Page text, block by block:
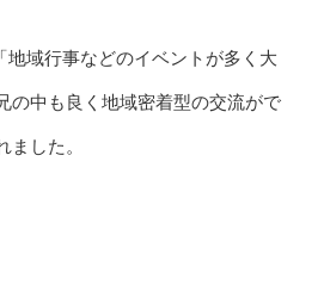
地域行事などのイベントが多く大
の中も良く地域密着型の交流がで
ました。